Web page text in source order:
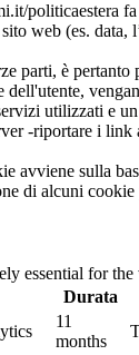
politicaestera
web (es. data,
parti, è
dell'utente,
utilizzati e
-riportare i
avviene sulla
di alcuni
essential for
Durata
11
months